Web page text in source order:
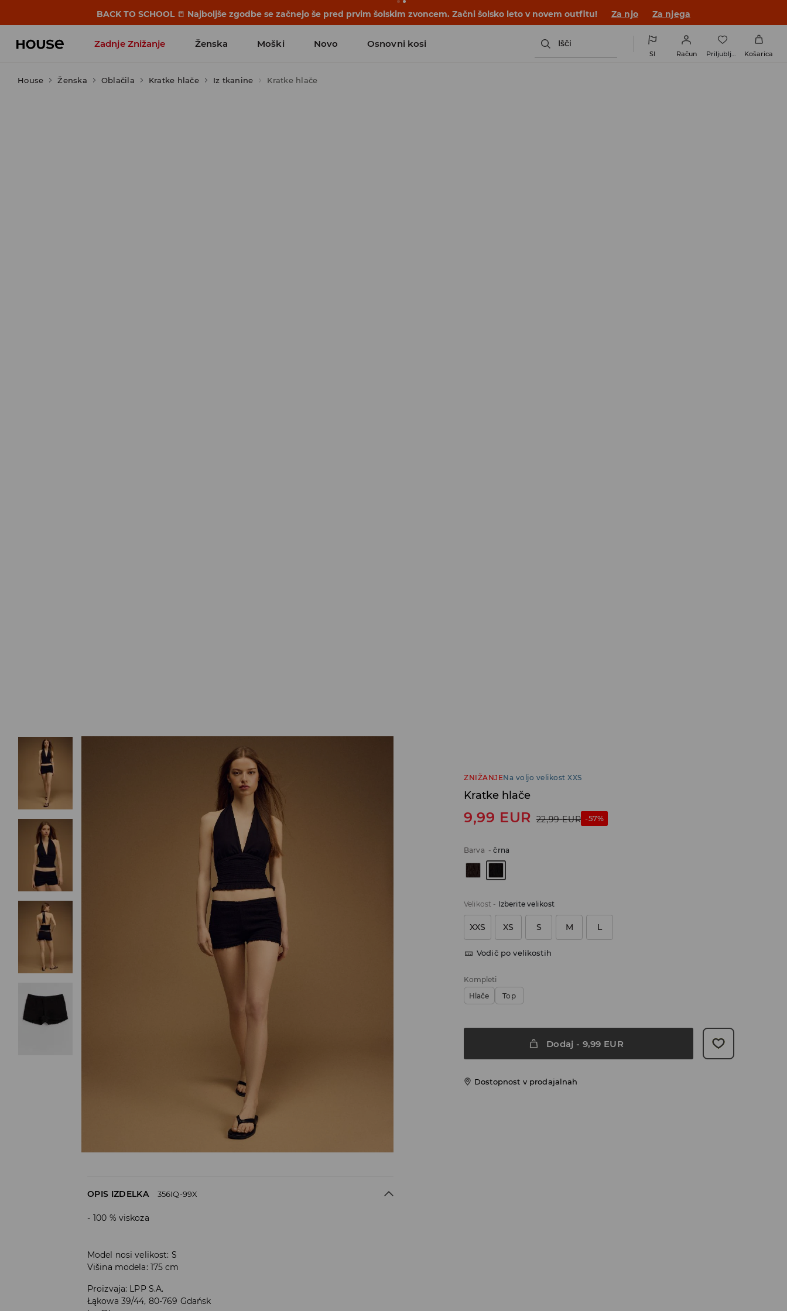
BACK TO SCHOOL 📒 Najboljše zgodbe se začnejo še pred prvim šolskim zvoncem. Začni šolsko leto v novem outfitu! Za njo Za njega
Zadnje Znižanje Ženska Moški Novo Osnovni kosi
Favoriti vplivnežev
Išči
SI Račun Priljubljene Košarica
House Ženska Oblačila Kratke hlače Iz tkanine Kratke hlače
ZNIŽANJENa voljo velikost XXS
Kratke hlače
9,99 EUR 22,99 EUR -57%
Barva -črna
Velikost - Izberite velikost
XXS XS S M L
Vodič po velikostih
Kompleti
Hlače
Top
Dodaj - 9,99 EUR
Dostopnost v prodajalnah
OPIS IZDELKA 356IQ-99X
100 % viskoza
Model nosi velikost: S
Višina modela: 175 cm
Proizvaja: LPP S.A.
Łąkowa 39/44, 80-769 Gdańsk